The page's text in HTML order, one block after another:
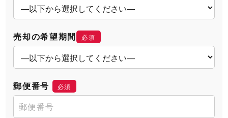
売却の希望期間 必須
郵便番号 必須